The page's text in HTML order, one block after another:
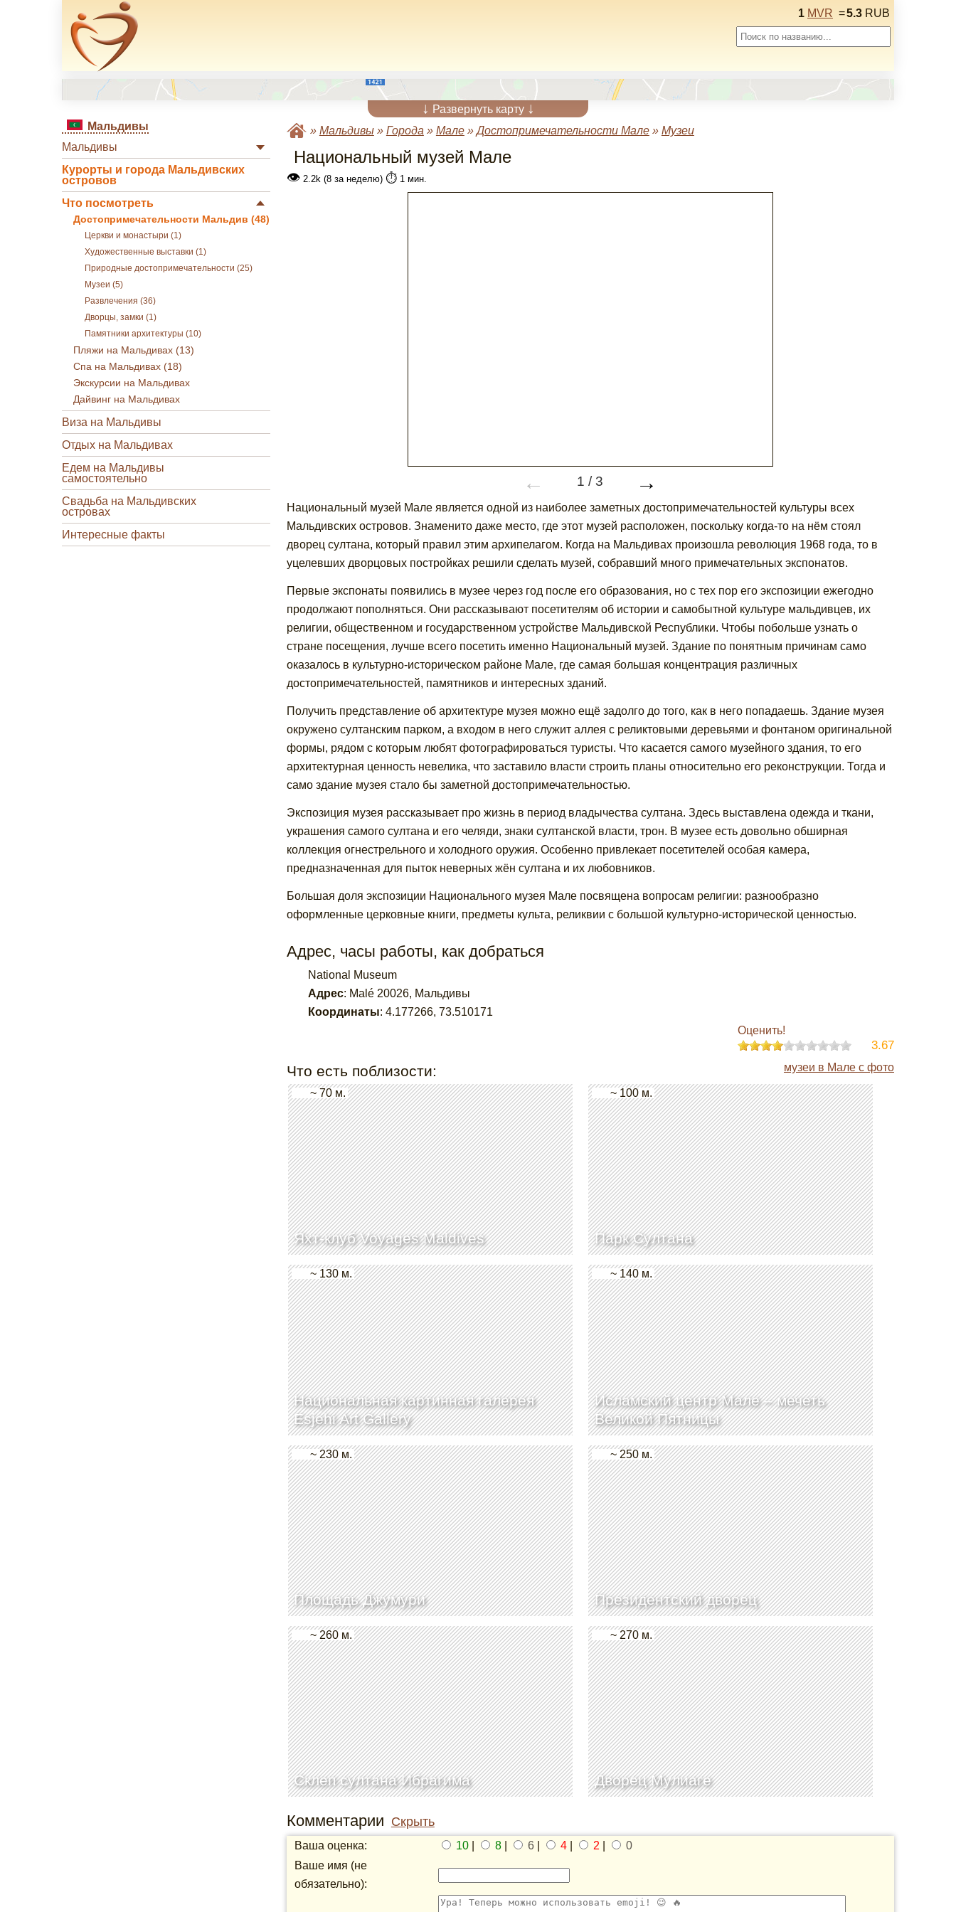
1 MVR =5.3 RUB
↓ Развернуть карту ↓
Мальдивы
Мальдивы
Курорты и города Мальдивских
островов
Что посмотреть
Достопримечательности Мальдив (48)
Церкви и монастыри (1)
Художественные выставки (1)
Природные достопримечательности (25)
Музеи (5)
Развлечения (36)
Дворцы, замки (1)
Памятники архитектуры (10)
Пляжи на Мальдивах (13)
Спа на Мальдивах (18)
Экскурсии на Мальдивах
Дайвинг на Мальдивах
Виза на Мальдивы
Отдых на Мальдивах
Едем на Мальдивы
самостоятельно
Свадьба на Мальдивских
островах
Интересные факты
» Мальдивы» Города » Мале»Достопримечательности Мале» Музеи
Национальный музей Мале
👁2.2k (8 за неделю) ⏱️1 мин.
← 1 /3 →
Национальный музей Мале является одной из наиболее заметных достопримечательностей культуры всех
Мальдивских островов. Знаменито даже место, где этот музей расположен, поскольку когда-то на нём стоял
дворец султана, который правил этим архипелагом. Когда на Мальдивах произошла революция 1968 года, то в
уцелевших дворцовых постройках решили сделать музей, собравший много примечательных экспонатов.
Первые экспонаты появились в музее через год после его образования, но с тех пор его экспозиции ежегодно
продолжают пополняться. Они рассказывают посетителям об истории и самобытной культуре мальдивцев, их
религии, общественном и государственном устройстве Мальдивской Республики. Чтобы побольше узнать о
стране посещения, лучше всего посетить именно Национальный музей. Здание по понятным причинам само
оказалось в культурно-историческом районе Мале, где самая большая концентрация различных
достопримечательностей, памятников и интересных зданий.
Получить представление об архитектуре музея можно ещё задолго до того, как в него попадаешь. Здание музея
окружено султанским парком, а входом в него служит аллея с реликтовыми деревьями и фонтаном оригинальной
формы, рядом с которым любят фотографироваться туристы. Что касается самого музейного здания, то его
архитектурная ценность невелика, что заставило власти строить планы относительно его реконструкции. Тогда и
само здание музея стало бы заметной достопримечательностью.
Экспозиция музея рассказывает про жизнь в период владычества султана. Здесь выставлена одежда и ткани,
украшения самого султана и его челяди, знаки султанской власти, трон. В музее есть довольно обширная
коллекция огнестрельного и холодного оружия. Особенно привлекает посетителей особая камера,
предназначенная для пыток неверных жён султана и их любовников.
Большая доля экспозиции Национального музея Мале посвящена вопросам религии: разнообразно
оформленные церковные книги, предметы культа, реликвии с большой культурно-исторической ценностью.
Адрес, часы работы, как добраться
National Museum
Адрес: Malé 20026, Мальдивы
Координаты: 4.177266, 73.510171
Оценить!
3.67
Что есть поблизости: музеи в Мале с фото
Яхт-клуб Voyages Maldives
~ 70 м.
Парк Султана
~ 100 м.
Национальная картинная галерея
Esjehi Art Gallery
~ 130 м.
Исламский центр Мале – мечеть
Великой Пятницы
~ 140 м.
Площадь Джумури
~ 230 м.
Президентский дворец
~ 250 м.
Склеп султана Ибрагима
~ 260 м.
Дворец Мулиаге
~ 270 м.
Комментарии Скрыть
Ваша оценка: 10| 8| 6| 4| 2
0
Ваше имя (не
обязательно):